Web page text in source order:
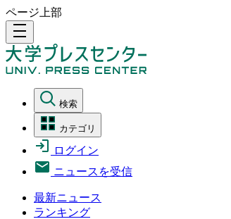
ページ上部
density_medium
検索
カテゴリ
ログイン
ニュースを受信
最新ニュース
ランキング